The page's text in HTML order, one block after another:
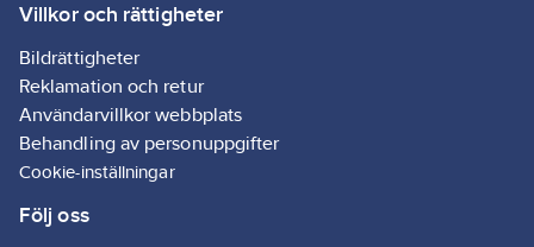
Villkor och rättigheter
Bildrättigheter
Reklamation och retur
Användarvillkor webbplats
Behandling av personuppgifter
Cookie-inställningar
Följ oss